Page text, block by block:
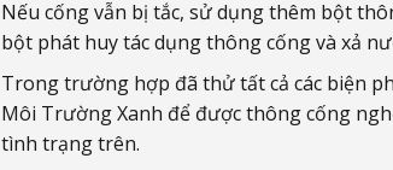
Nếu cống vẫn bị tắc, sử dụng thêm bột
bột phát huy tác dụng thông cống và xả
Trong trường hợp đã thử tất cả các biện
Môi Trường Xanh để được thông cống
tình trạng trên.